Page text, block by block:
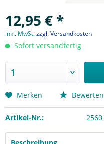
12,95 € *
inkl. MwSt.zzgl. Versandkosten
Sofort versandfertig
Merken Bewerten
Artikel-Nr.: 2560